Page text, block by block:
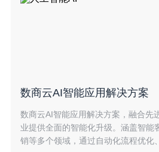
数商云AI智能应用解决方案
数商云AI智能应用解决方案，融合先
业提供全面的智能化升级。涵盖智能
销等多个领域，通过自动化流程优化